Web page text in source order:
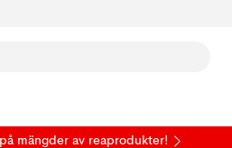
mängder av reaprodukter!